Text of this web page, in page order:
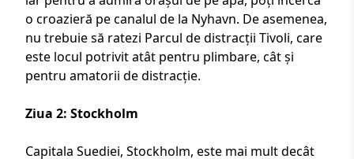
o croazieră pe canalul de la Nyhavn. De asemenea,
nu trebuie să ratezi Parcul de distracții Tivoli, care
este locul potrivit atât pentru plimbare, cât și
pentru amatorii de distracție.
Ziua 2: Stockholm
Capitala Suediei, Stockholm, este mai mult decât